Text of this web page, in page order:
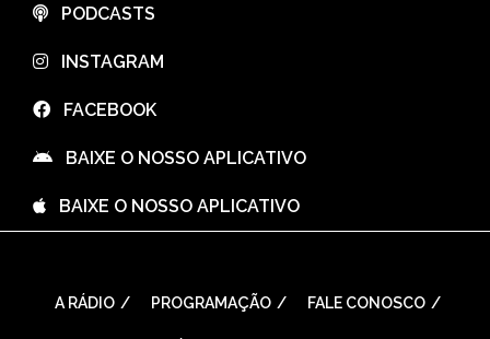
⠀PODCASTS
⠀INSTAGRAM
⠀FACEBOOK
⠀BAIXE O NOSSO APLICATIVO
⠀BAIXE O NOSSO APLICATIVO
A RÁDIO PROGRAMAÇÃO FALE CONOSCO